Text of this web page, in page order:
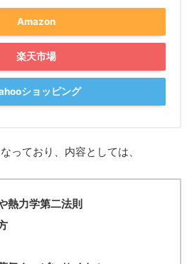
Amazon
楽天市場
ショッピング
っており、内容としては、
熱力学第二法則